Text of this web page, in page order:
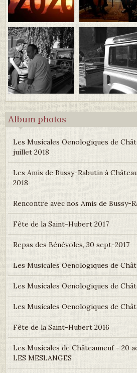
Album photos
Les Musicales Oenologiques de
juillet 2018
Les Amis de Bussy-Rabutin à
2018
Rencontre avec nos Amis de Bussy-
Fête de la Saint-Hubert 2017
Repas des Bénévoles, 30 sept-2017
Les Musicales Oenologiques de
Les Musicales Oenologiques de
Les Musicales Oenologiques de
Fête de la Saint-Hubert 2016
Les Musicales de Châteauneuf - 20
LES MESLANGES